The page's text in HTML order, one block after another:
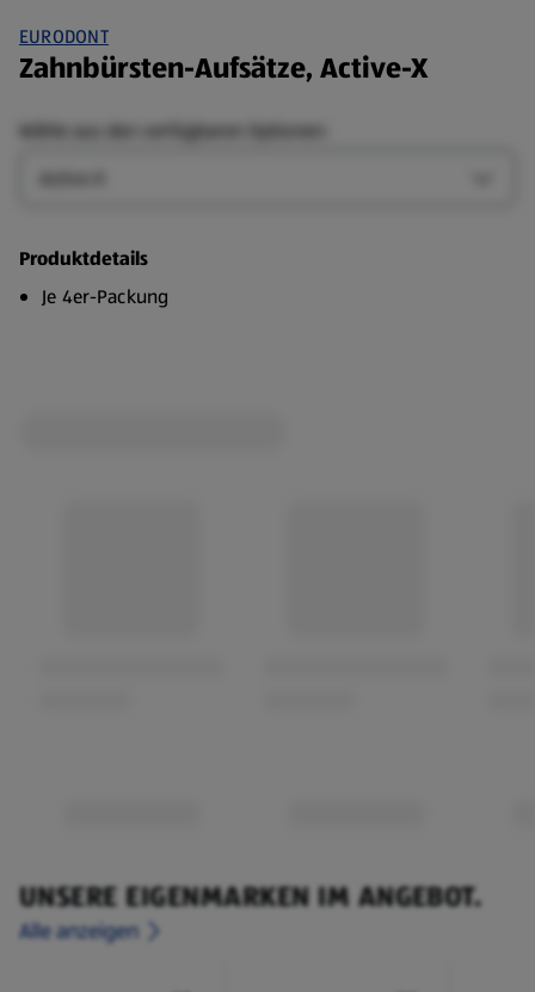
EURODONT
Zahnbürsten-Aufsätze, Active-X
Wähle aus den verfügbaren Optionen:
Produktdetails
Je 4er-Packung
UNSERE EIGENMARKEN IM ANGEBOT.
Alle anzeigen